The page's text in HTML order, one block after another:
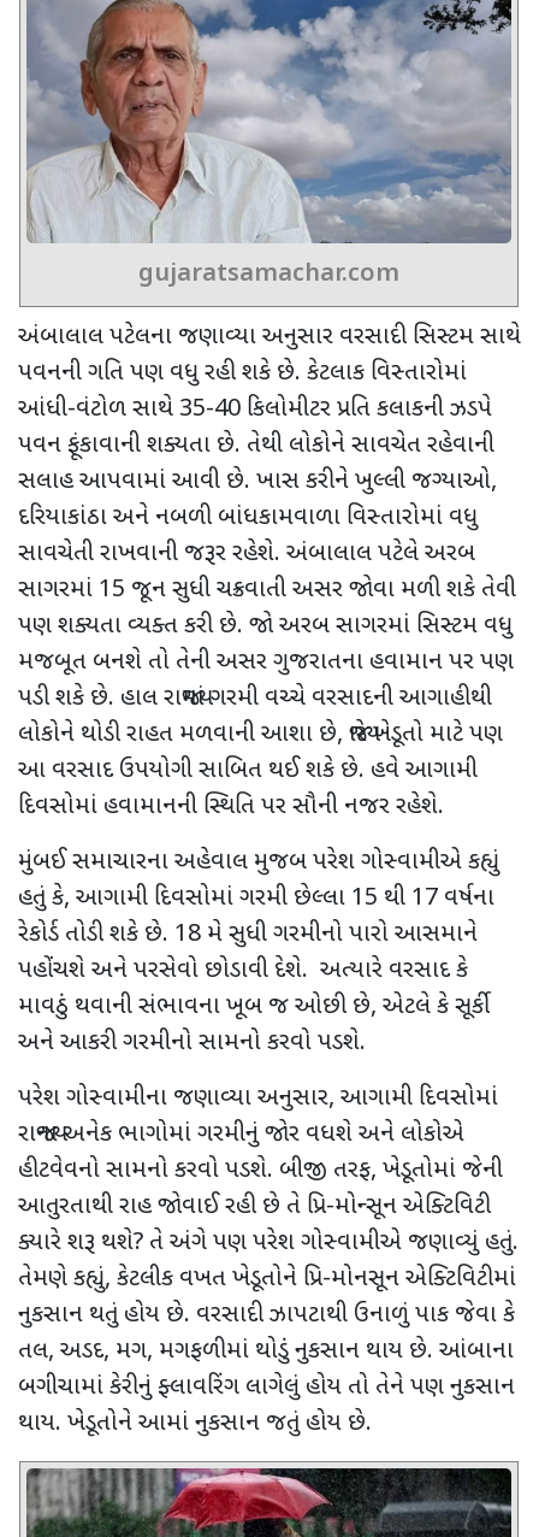
gujaratsamachar.com
અંબાલાલ પટેલના જણાવ્યા અનુસાર વરસાદી સિસ્ટમ સાથે
પવનની ગતિ પણ વધુ રહી શકે છે. કેટલાક વિસ્તારોમાં
આંધી-વંટોળ સાથે 35-40 કિલોમીટર પ્રતિ કલાકની ઝડપે
પવન ફૂંકાવાની શક્યતા છે. તેથી લોકોને સાવચેત રહેવાની
સલાહ આપવામાં આવી છે. ખાસ કરીને ખુલ્લી જગ્યાઓ,
દરિયાકાંઠા અને નબળી બાંધકામવાળા વિસ્તારોમાં વધુ
સાવચેતી રાખવાની જરૂર રહેશે. અંબાલાલ પટેલે અરબ
સાગરમાં 15 જૂન સુધી ચક્રવાતી અસર જોવા મળી શકે તેવી
પણ શક્યતા વ્યક્ત કરી છે. જો અરબ સાગરમાં સિસ્ટમ વધુ
મજબૂત બનશે તો તેની અસર ગુજરાતના હવામાન પર પણ
પડી શકે છે. હાલ રાજ્યમાં ગરમી વચ્ચે વરસાદની આગાહીથી
લોકોને થોડી રાહત મળવાની આશા છે, જ્યારે ખેડૂતો માટે પણ
આ વરસાદ ઉપયોગી સાબિત થઈ શકે છે. હવે આગામી
દિવસોમાં હવામાનની સ્થિતિ પર સૌની નજર રહેશે.
મુંબઈ સમાચારના અહેવાલ મુજબ પરેશ ગોસ્વામીએ કહ્યું
હતું કે, આગામી દિવસોમાં ગરમી છેલ્લા 15 થી 17 વર્ષના
રેકોર્ડ તોડી શકે છે. 18 મે સુધી ગરમીનો પારો આસમાને
પહોંચશે અને પરસેવો છોડાવી દેશે. અત્યારે વરસાદ કે
માવઠું થવાની સંભાવના ખૂબ જ ઓછી છે, એટલે કે સૂર્કી
અને આકરી ગરમીનો સામનો કરવો પડશે.
પરેશ ગોસ્વામીના જણાવ્યા અનુસાર, આગામી દિવસોમાં
રાજ્યના અનેક ભાગોમાં ગરમીનું જોર વધશે અને લોકોએ
હીટવેવનો સામનો કરવો પડશે. બીજી તરફ, ખેડૂતોમાં જેની
આતુરતાથી રાહ જોવાઈ રહી છે તે પ્રિ-મોન્સૂન એક્ટિવિટી
ક્યારે શરૂ થશે? તે અંગે પણ પરેશ ગોસ્વામીએ જણાવ્યું હતું.
તેમણે કહ્યું, કેટલીક વખત ખેડૂતોને પ્રિ-મોનસૂન એક્ટિવિટીમાં
નુકસાન થતું હોય છે. વરસાદી ઝાપટાથી ઉનાળું પાક જેવા કે
તલ, અડદ, મગ, મગફળીમાં થોડું નુકસાન થાય છે. આંબાના
બગીચામાં કેરીનું ફ્લાવરિંગ લાગેલું હોય તો તેને પણ નુકસાન
થાય. ખેડૂતોને આમાં નુકસાન જતું હોય છે.